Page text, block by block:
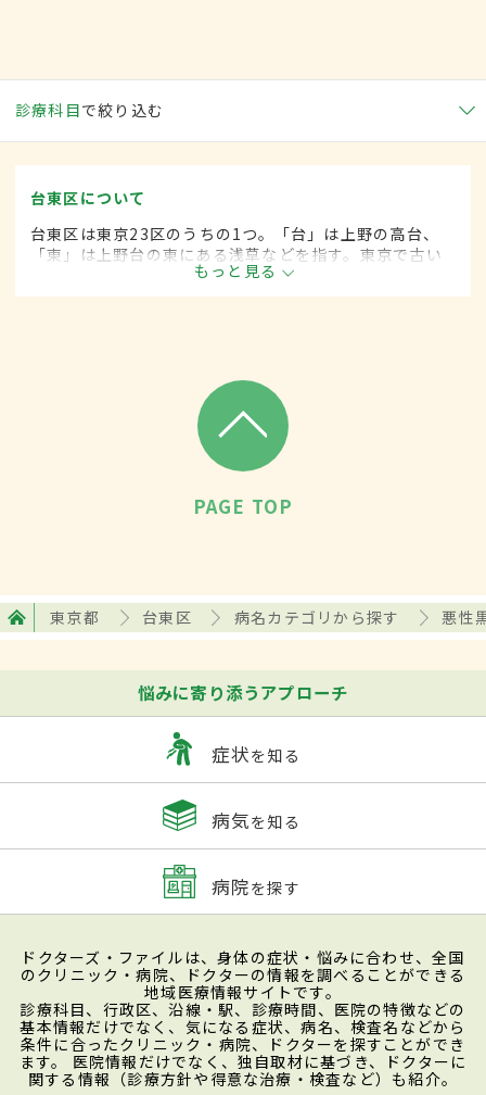
診療科目で絞り込む
台東区について
台東区は東京23区のうちの1つ。「台」は上野の高台、
「東」は上野台の東にある浅草などを指す。東京で古い
市街地のひとつ。区内には美術館や博物館が建築され、
アートの発信地とされる。街の中心の上野には全国から
もっと見る
PAGE TOP
東京都 台東区 病名カテゴリから探す 悪性
悩みに寄り添うアプローチ
症状を知る
病気を知る
病院を探す
ドクターズ・ファイルは、身体の症状・悩みに合わせ、全国
のクリニック・病院、ドクターの情報を調べることができる
地域医療情報サイトです。
診療科目、行政区、沿線・駅、診療時間、医院の特徴などの
基本情報だけでなく、気になる症状、病名、検査名などから
条件に合ったクリニック・病院、ドクターを探すことができ
ます。 医院情報だけでなく、独自取材に基づき、ドクターに
関する情報（診療方針や得意な治療・検査など）も紹介。